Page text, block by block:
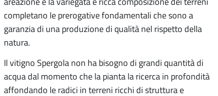
completano le prerogative fondamentali che sono a
garanzia di una produzione di qualità nel rispetto della
natura.
Il vitigno Spergola non ha bisogno di grandi quantità di
acqua dal momento che la pianta la ricerca in profondità
affondando le radici in terreni ricchi di struttura e